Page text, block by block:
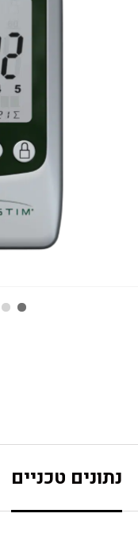
נתונים טכניים